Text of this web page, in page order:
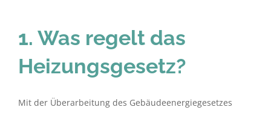
1. Was regelt das
Heizungsgesetz?
Mit der Überarbeitung des Gebäudeenergiegesetzes